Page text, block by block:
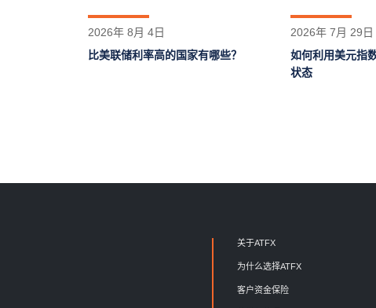
2026年 8月 4日
比美联储利率高的国家有哪些？
2026年 7月 29日
如何利用美元指
状态
关于ATFX
为什么选择ATFX
客户资金保险